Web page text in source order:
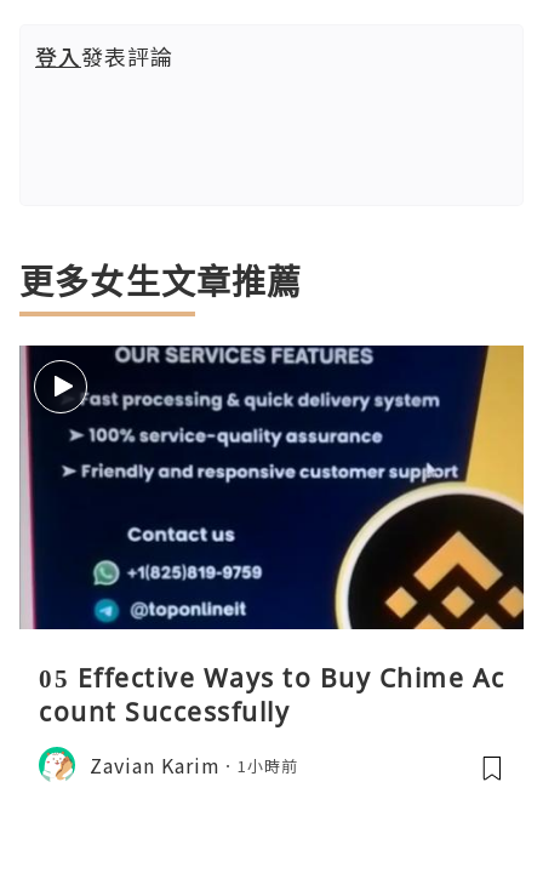
登入發表評論
更多女生文章推薦
05 Effective Ways to Buy Chime Ac
count Successfully
Zavian Karim 1小時前